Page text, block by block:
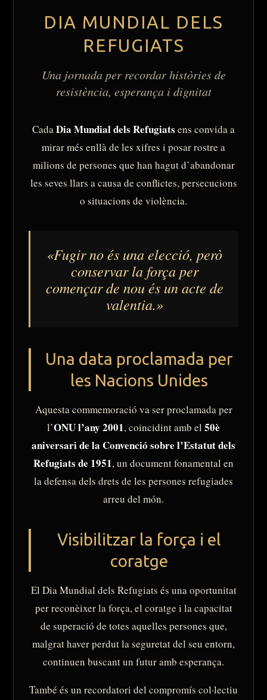
DIA MUNDIAL DELS
REFUGIATS
Una jornada per recordar històries de
resistència, esperança i dignitat
CadaDia Mundial dels Refugiats ens convida a
mirar més enllà de les xifres i posar rostre a
milions de persones que han hagut d’abandonar
les seves llars a causa de conflictes, persecucions
o situacions de violència.
«Fugir no és una elecció, però
conservar la força per
començar de nou és un acte de
valentia.»
Una data proclamada per
les Nacions Unides
Aquesta commemoració va ser proclamada per
l’ONU l’any 2001, coincidint amb el 50è
aniversari de la Convenció sobre l’Estatut dels
Refugiats de 1951, un document fonamental en
la defensa dels drets de les persones refugiades
arreu del món.
Visibilitzar la força i el
coratge
El Dia Mundial dels Refugiats és una oportunitat
per reconèixer la força, el coratge i la capacitat
de superació de totes aquelles persones que,
malgrat haver perdut la seguretat del seu entorn,
continuen buscant un futur amb esperança.
També és un recordatori del compromís col·lectiu